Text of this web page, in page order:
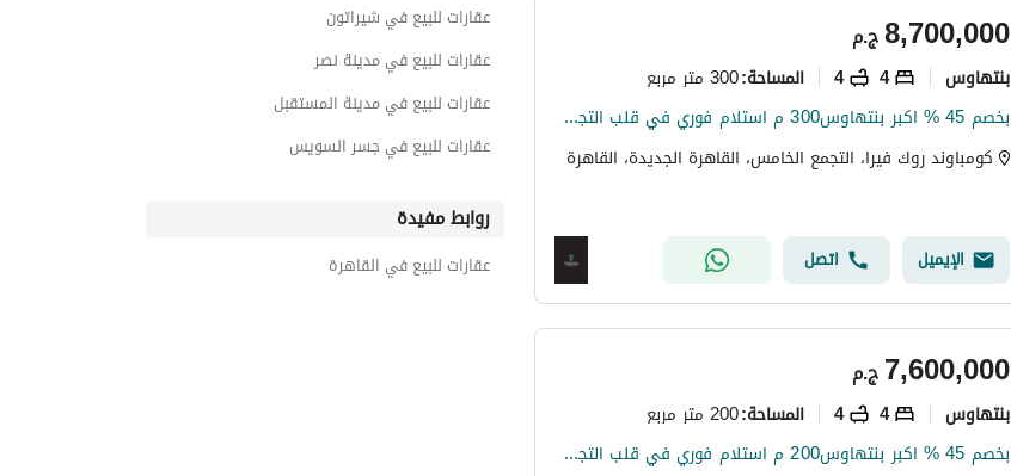
ج.م8,700,000
بنتهاوس 4
4 المساحة:300 متر مربع
بخصم 45 % اكبر بنتهاوس300 م استلام فوري في قلب التجمع الخامس
كومباوند روك فيرا، التجمع الخامس، القاهرة الجديدة، القاهرة
الإيميل اتصل
ج.م7,600,000
بنتهاوس 4
4 المساحة:200 متر مربع
بخصم 45 % اكبر بنتهاوس200 م استلام فوري في قلب التجمع الخامس
عقارات للبيع في شيراتون
عقارات للبيع في مدينة نصر
عقارات للبيع في مدينة المستقبل
عقارات للبيع في جسر السويس
روابط مفيدة
عقارات للبيع في القاهرة